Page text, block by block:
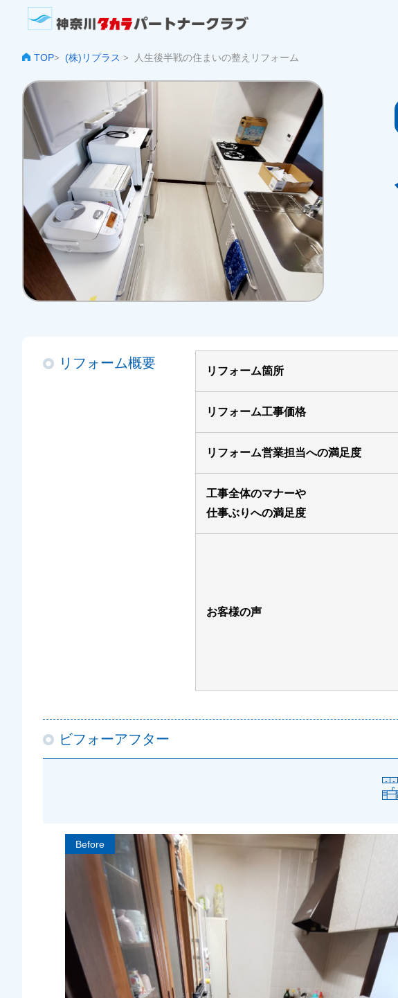
TOP> (株)リプラス > 人生後半戦の住まいの整えリフォーム
リフォーム概要
リフォーム箇所
リフォーム工事価格
リフォーム営業担当への満足度
工事全体のマナーや
仕事ぶりへの満足度
お客様の声
ビフォーアフター
Before